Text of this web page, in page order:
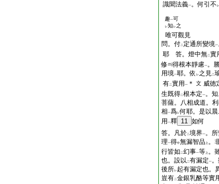
識聞法義一。何引不 レ
趣一可
レ知 レ之
唯可觀見
問。付二 定通所變境一
耶 答。燈中無二實
修
得根本靜慮一。
用境一耶。依 レ之見二
有二實用 一 ＊ 文 威徳
生既得二根本定一。
菩薩。八相成道。利
相一爲レ何耶。是以
用 一釋 11 如何
答。凡於二境界一。
理一得中無漏智品 上 。
行皆如 二幻事一等 上 。
也。設以 二有漏定一
後所レ起有漏定也。
豈有二金銀乳酪等實